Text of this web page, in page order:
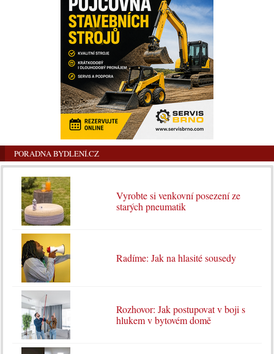
PORADNA BYDLENÍ.CZ
Vyrobte si venkovní posezení ze
starých pneumatik
Radíme: Jak na hlasité sousedy
Rozhovor: Jak postupovat v boji s
hlukem v bytovém domě